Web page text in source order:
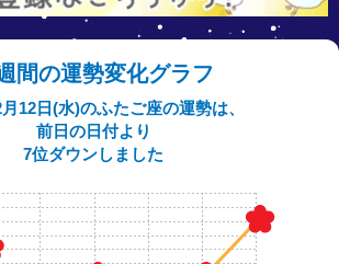
間の運勢変化グラフ
12日(水)のふたご座の運勢は、
前日の日付より
7位ダウンしました